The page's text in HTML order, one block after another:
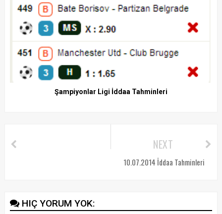
Şampiyonlar Ligi İddaa Tahminleri
NEXT
10.07.2014 İddaa Tahminleri
HIÇ YORUM YOK: